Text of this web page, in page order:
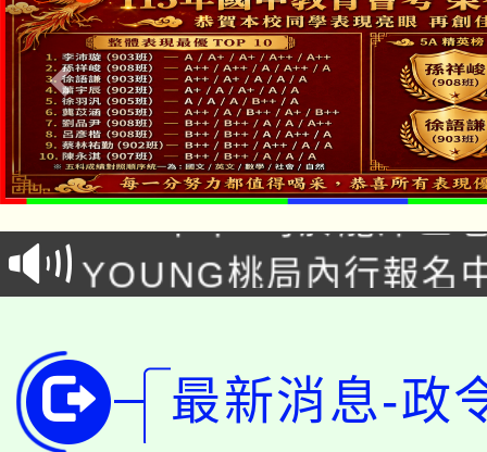
「本色祭」8/29、30在
場熱烈登場!
8/21下午1時於龍潭區
徵才活動。
YOUNG桃局內行報名
開!
115年桃園市運動會8/
田徑場及游泳池舉行。
桃園市低收入戶享有免
最新消息-政